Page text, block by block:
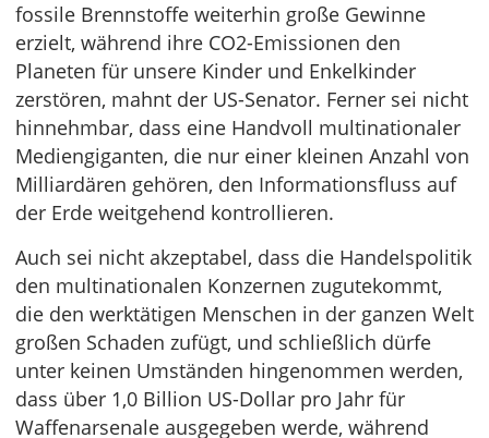
fossile Brennstoffe weiterhin große Gewinne
erzielt, während ihre CO2-Emissionen den
Planeten für unsere Kinder und Enkelkinder
zerstören, mahnt der US-Senator. Ferner sei nicht
hinnehmbar, dass eine Handvoll multinationaler
Mediengiganten, die nur einer kleinen Anzahl von
Milliardären gehören, den Informationsfluss auf
der Erde weitgehend kontrollieren.
Auch sei nicht akzeptabel, dass die Handelspolitik
den multinationalen Konzernen zugutekommt,
die den werktätigen Menschen in der ganzen Welt
großen Schaden zufügt, und schließlich dürfe
unter keinen Umständen hingenommen werden,
dass über 1,0 Billion US-Dollar pro Jahr für
Waffenarsenale ausgegeben werde, während